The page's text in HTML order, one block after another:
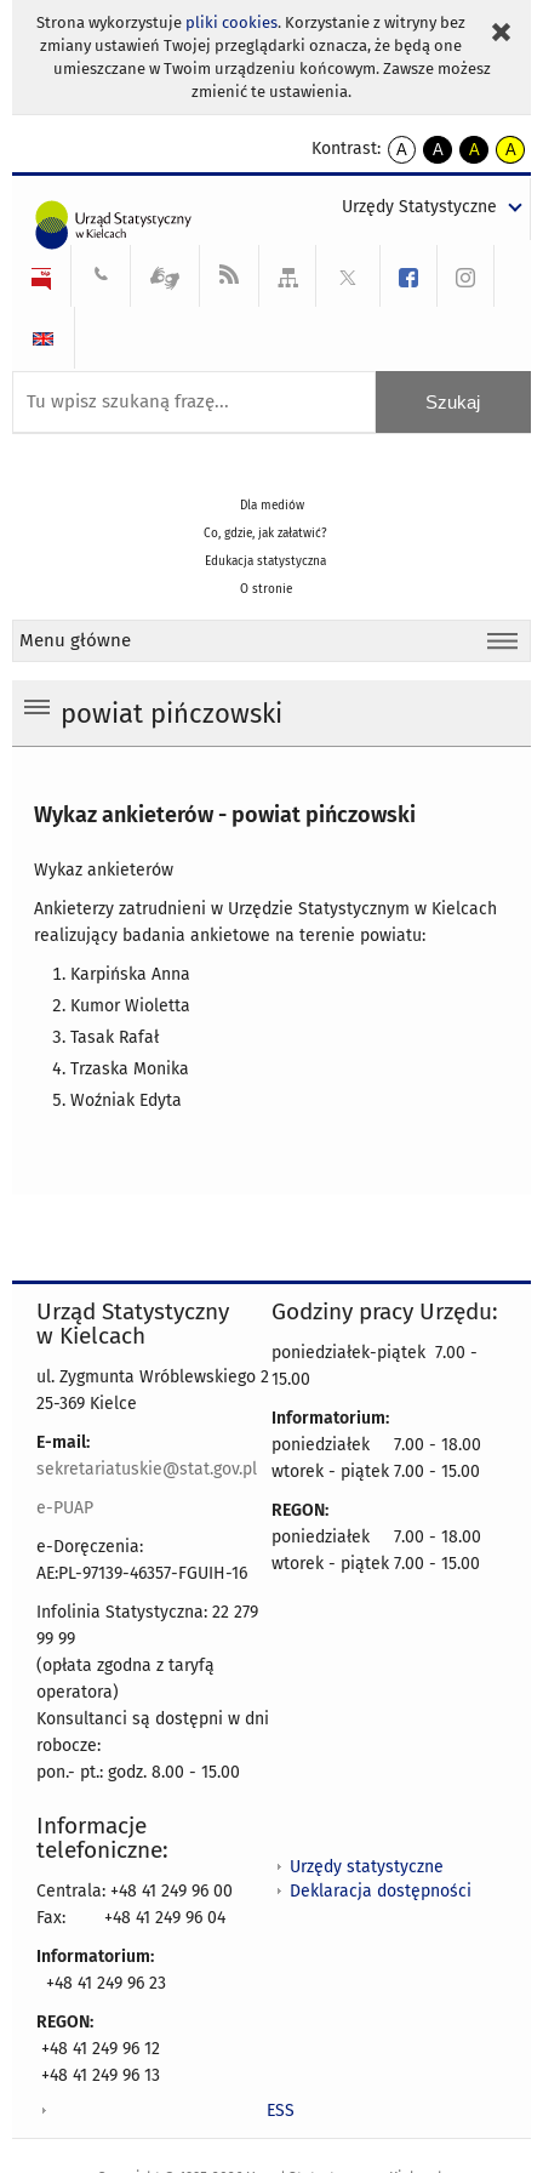
Strona wykorzystuje pliki cookies. Korzystanie z witryny bez
zmiany ustawień Twojej przeglądarki oznacza, że będą one
umieszczane w Twoim urządzeniu końcowym. Zawsze możesz
zmienić te ustawienia.
Kontrast:
A
kontrast
A
kontrast
tekst
czarnym
A
kontrast
tekst
czarnym
A
tekst
żółtym
Urzędy Statystyczne
Dla mediów
Co, gdzie, jak załatwić?
Edukacja statystyczna
O stronie
Menu główne
powiat pińczowski
Wykaz ankieterów - powiat pińczowski
Wykaz ankieterów
Ankieterzy zatrudnieni w Urzędzie Statystycznym w Kielcach
realizujący badania ankietowe na terenie powiatu:
Karpińska Anna
Kumor Wioletta
Tasak Rafał
Trzaska Monika
Woźniak Edyta
Urząd Statystyczny
w Kielcach
ul. Zygmunta Wróblewskiego 2
25-369 Kielce
E-mail:
sekretariatuskie@stat.gov.pl
e-PUAP
e-Doręczenia:
AE:PL-97139-46357-FGUIH-16
Infolinia Statystyczna: 22 279
99 99
(opłata zgodna z taryfą
operatora)
Konsultanci są dostępni w dni
robocze:
pon.- pt.: godz. 8.00 - 15.00
Godziny pracy Urzędu:
poniedziałek-piątek 7.00 -
15.00
Informatorium:
poniedziałek 7.00 - 18.00
wtorek - piątek 7.00 - 15.00
REGON:
poniedziałek 7.00 - 18.00
wtorek - piątek 7.00 - 15.00
Informacje
telefoniczne:
Centrala: +48 41 249 96 00
Fax:
+48 41 249 96 04
Informatorium:
+48 41 249 96 23
REGON:
+48 41 249 96 12
+48 41 249 96 13
Urzędy statystyczne
Deklaracja dostępności
ESS